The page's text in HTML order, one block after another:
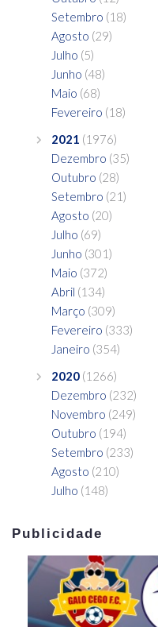
Setembro (18)
Agosto (29)
Julho (5)
Junho (48)
Maio (68)
Fevereiro (18)
2021 (1976)
Dezembro (35)
Outubro (28)
Setembro (21)
Agosto (20)
Julho (69)
Junho (301)
Maio (372)
Abril (134)
Março (309)
Fevereiro (333)
Janeiro (354)
2020 (1266)
Dezembro (232)
Novembro (249)
Outubro (194)
Setembro (233)
Agosto (210)
Julho (148)
Publicidade